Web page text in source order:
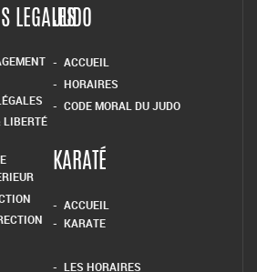
LEGALES
LIBERTÉ
JUDO
ACCUEIL
HORAIRES
CODE MORAL DU JUDO
KARATÉ
ACCUEIL
KARATE
LES HORAIRES